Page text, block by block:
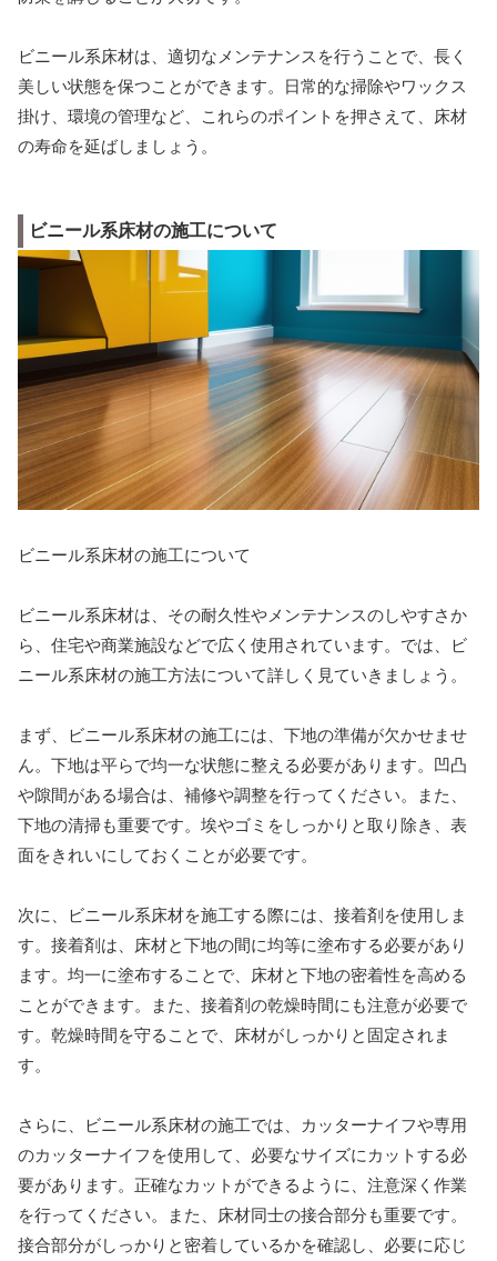
ビニール系床材は、適切なメンテナンスを行うことで、長く
美しい状態を保つことができます。日常的な掃除やワックス
掛け、環境の管理など、これらのポイントを押さえて、床材
の寿命を延ばしましょう。
ビニール系床材の施工について
ビニール系床材の施工について
ビニール系床材は、その耐久性やメンテナンスのしやすさか
ら、住宅や商業施設などで広く使用されています。では、ビ
ニール系床材の施工方法について詳しく見ていきましょう。
まず、ビニール系床材の施工には、下地の準備が欠かせませ
ん。下地は平らで均一な状態に整える必要があります。凹凸
や隙間がある場合は、補修や調整を行ってください。また、
下地の清掃も重要です。埃やゴミをしっかりと取り除き、表
面をきれいにしておくことが必要です。
次に、ビニール系床材を施工する際には、接着剤を使用しま
す。接着剤は、床材と下地の間に均等に塗布する必要があり
ます。均一に塗布することで、床材と下地の密着性を高める
ことができます。また、接着剤の乾燥時間にも注意が必要で
す。乾燥時間を守ることで、床材がしっかりと固定されま
す。
さらに、ビニール系床材の施工では、カッターナイフや専用
のカッターナイフを使用して、必要なサイズにカットする必
要があります。正確なカットができるように、注意深く作業
を行ってください。また、床材同士の接合部分も重要です。
接合部分がしっかりと密着しているかを確認し、必要に応じ